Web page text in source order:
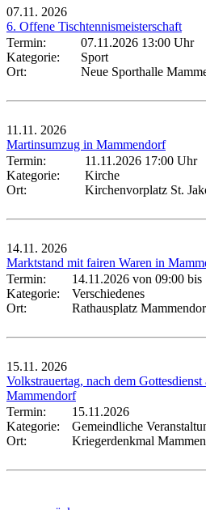
07.11. 2026
6. Offene Tischtennismeisterschaft
Termin:
07.11.2026 13:00 Uhr
Kategorie:
Sport
Ort:
Neue Sporthalle
11.11. 2026
Martinsumzug in Mammendorf
Termin:
11.11.2026 17:00 Uhr
Kategorie:
Kirche
Ort:
Kirchenvorplatz St.
14.11. 2026
Marktstand mit fairen Waren in
Termin:
14.11.2026 von 09:00 bis
Kategorie:
Verschiedenes
Ort:
Rathausplatz
15.11. 2026
Volkstrauertag, nach dem
Mammendorf
Termin:
15.11.2026
Kategorie:
Gemeindliche
Ort:
Kriegerdenkmal